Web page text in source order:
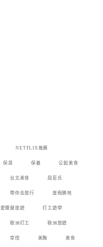
NETFLIX推薦
保濕 保養 公館美食
台北美食 屈臣氏
帶你去旅行 度假勝地
愛爾蘭旅遊 打工遊學
歐洲打工 歐洲旅遊
穿搭 美胸 美食